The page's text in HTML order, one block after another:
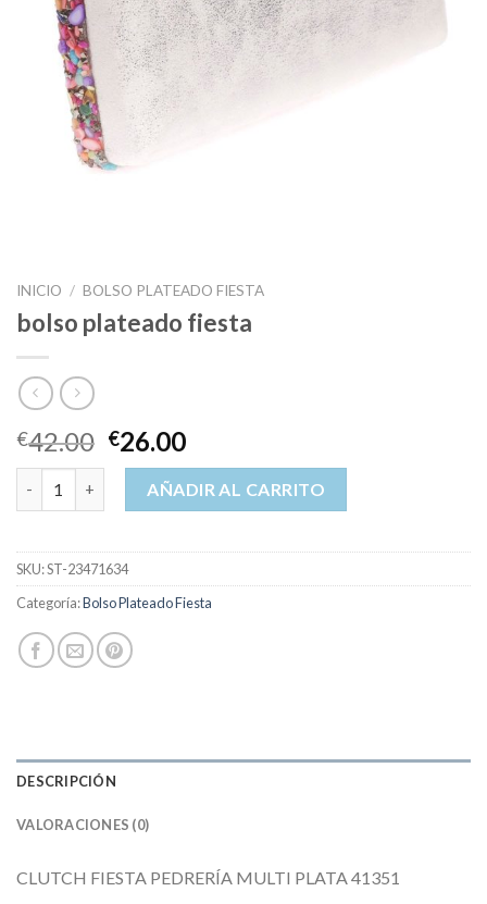
INICIO / BOLSO PLATEADO FIESTA
bolso plateado fiesta
€42.00 €26.00
bolso plateado fiesta cantidadAÑADIR AL CARRITO
SKU:ST-23471634
Categoría:Bolso Plateado Fiesta
DESCRIPCIÓN
VALORACIONES (0)
CLUTCH FIESTA PEDRERÍA MULTI PLATA 41351